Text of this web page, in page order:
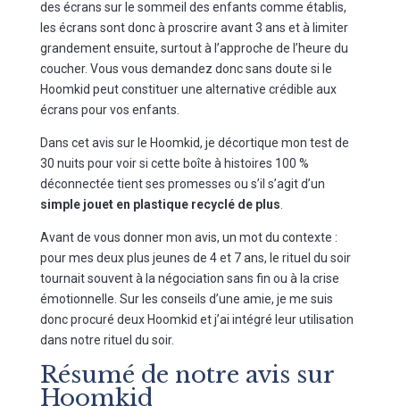
des écrans sur le sommeil des enfants comme établis,
les écrans sont donc à proscrire avant 3 ans et à limiter
grandement ensuite, surtout à l’approche de l’heure du
coucher. Vous vous demandez donc sans doute si le
Hoomkid peut constituer une alternative crédible aux
écrans pour vos enfants.
Dans cet avis sur le Hoomkid, je décortique mon test de
30 nuits pour voir si cette boîte à histoires 100 %
déconnectée tient ses promesses ou s’il s’agit d’un
simple jouet en plastique recyclé de plus
Avant de vous donner mon avis, un mot du contexte :
pour mes deux plus jeunes de 4 et 7 ans, le rituel du soir
tournait souvent à la négociation sans fin ou à la crise
émotionnelle. Sur les conseils d’une amie, je me suis
donc procuré deux Hoomkid et j’ai intégré leur utilisation
dans notre rituel du soir.
Résumé de notre avis sur
Hoomkid